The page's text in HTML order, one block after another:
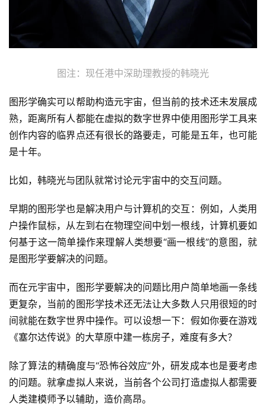
图注：现任港中深助理教授的韩晓光
图形学确实可以帮助构造元宇宙，但当前的技术还未发展成
熟，距离所有人都能在虚拟的数字世界中使用图形学工具来
创作内容的临界点还有很长的路要走，可能是五年，也可能
是十年。
比如，韩晓光与团队就常讨论元宇宙中的交互问题。
早期的图形学也是解决用户与计算机的交互：例如，人类用
户操作鼠标，从左到右在物理空间中划一根线，计算机要如
何基于这一简单操作来理解人类想要“画一根线”的意图，就
是图形学要解决的问题。
而在元宇宙中，图形学要解决的问题比用户简单地画一条线
更复杂，当前的图形学技术还无法让大多数人只用很短的时
间就能在数字世界中操作。可以设想一下：假如你要在游戏
《塞尔达传说》的大草原中建一栋房子，难度有多大？
除了算法的精确度与“恐怖谷效应”外，研发成本也是要考虑
的问题。就拿虚拟人来说，当前各个公司打造虚拟人都需要
人类建模师予以辅助，造价高昂。